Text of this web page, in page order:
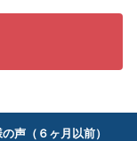
声（６ヶ月以前）